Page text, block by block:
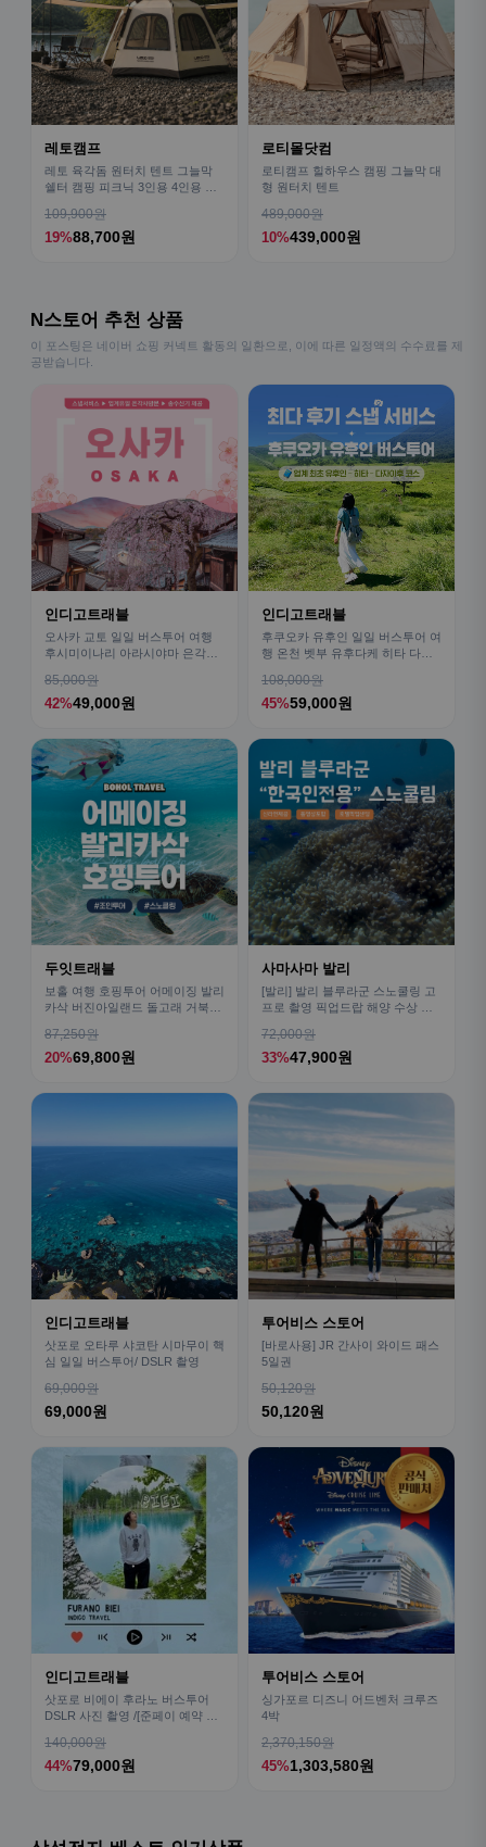
레토캠프
레토 육각돔 원터치 텐트 그늘막
쉘터 캠핑 피크닉 3인용 4인용 패
109,900원
19%88,700원
로티몰닷컴
로티캠프 힐하우스 캠핑 그늘막 대
형 원터치 텐트
489,000원
10%439,000원
N스토어 추천 상품
이 포스팅은 네이버 쇼핑 커넥트 활동의 일환으로, 이에 따른 일정액의 수수료를 제
공받습니다.
인디고트래블
오사카 교토 일일 버스투어 여행
후시미이나리 아라시야마 은각사
85,000원
42%49,000원
인디고트래블
후쿠오카 유후인 일일 버스투어 여
행 온천 벳부 유후다케 히타 다자
108,000원
45%59,000원
두잇트래블
보홀 여행 호핑투어 어메이징 발리
카삭 버진아일랜드 돌고래 거북이
87,250원
20%69,800원
사마사마 발리
[발리] 발리 블루라군 스노쿨링 고
프로 촬영 픽업드랍 해양 수상 액
72,000원
33%47,900원
인디고트래블
삿포로 오타루 샤코탄 시마무이 핵
심 일일 버스투어/ DSLR 촬영
69,000원
69,000원
투어비스 스토어
[바로사용] JR 간사이 와이드 패스
5일권
50,120원
50,120원
인디고트래블
삿포로 비에이 후라노 버스투어
DSLR 사진 촬영 /[준페이 예약 식
140,000원
44%79,000원
투어비스 스토어
싱가포르 디즈니 어드벤처 크루즈
4박
2,370,150원
45%1,303,580원